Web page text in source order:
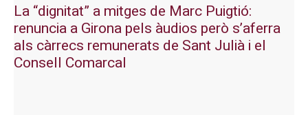
La “dignitat” a mitges de Marc Puigtió:
renuncia a Girona pels àudios però s’aferra
als càrrecs remunerats de Sant Julià i el
Consell Comarcal